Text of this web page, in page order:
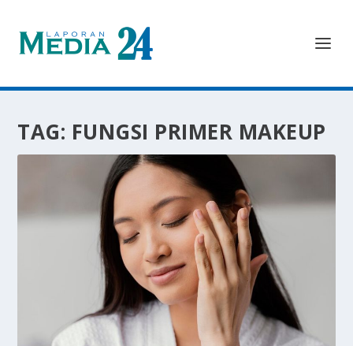
TAG: FUNGSI PRIMER MAKEUP